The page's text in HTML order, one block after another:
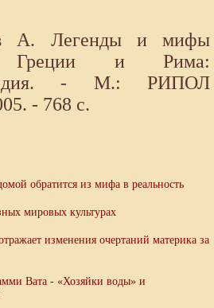
А. Легенды и мифы
Греции и Рима:
- М.: РИПОЛ
- 768 с.
обратится из мифа в реальность
мировых культурах
изменения очертаний материка за
Вата - «Хозяйки воды» и